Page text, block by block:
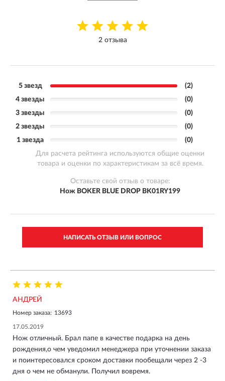
2 отзыва
5 звезд
(2)
4 звезды
(0)
3 звезды
(0)
2 звезды
(0)
1 звезда
(0)
Для расчета рейтинга используются общие оценки
товара и оценки по характеристикам за всё время.
Оставьте свой отзыв о товаре:
Нож BOKER BLUE DROP BK01RY199
НАПИСАТЬ ОТЗЫВ ИЛИ ВОПРОС
АНДРЕЙ
Номер заказа: 13693
17.05.2019
Нож отличный. Брал папе в качестве подарка на день
рождения,о чем уведомил менеджера при уточнении заказа
и поинтересовался сроком доставки пообещали через 2 -3
дня о чем не обманули. Получил вовремя.